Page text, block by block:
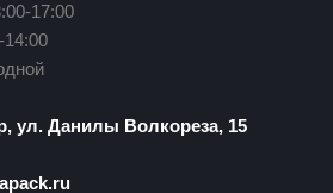
17:00
ул. Данилы Волкореза, 15